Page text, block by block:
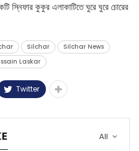
স্নিফার কুকুর এলাকাটিতে ঘুরে ঘুরে চোরের
Silchar
Silchar News
Laskar
Twitter
All